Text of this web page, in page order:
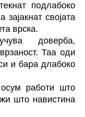
подлабоко
својата
врска.
доверба,
Таа оди
и бара длабоко
осум работи што
што навистина